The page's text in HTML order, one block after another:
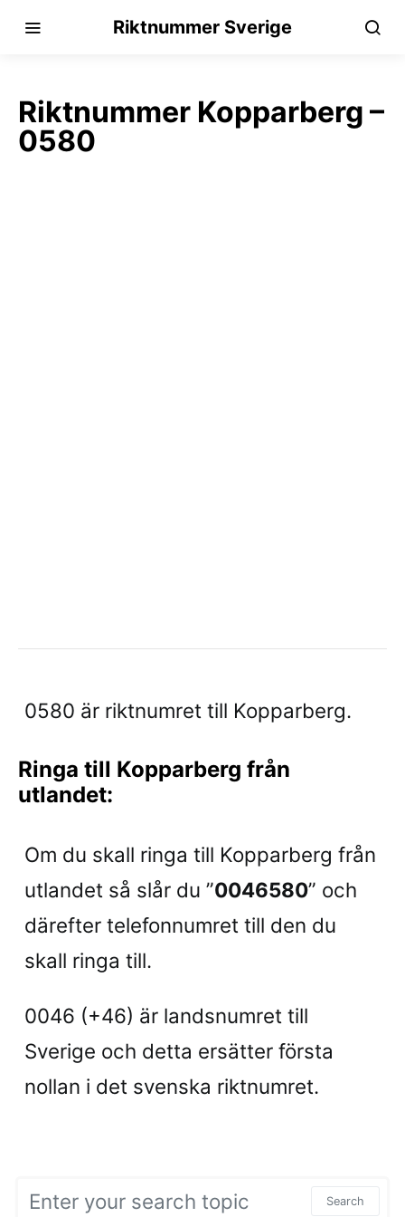
Riktnummer Sverige
Riktnummer Kopparberg –
0580
0580 är riktnumret till Kopparberg.
Ringa till Kopparberg från
utlandet:
Om du skall ringa till Kopparberg från
utlandet så slår du ”0046580” och
därefter telefonnumret till den du
skall ringa till.
0046 (+46) är landsnumret till
Sverige och detta ersätter första
nollan i det svenska riktnumret.
Search